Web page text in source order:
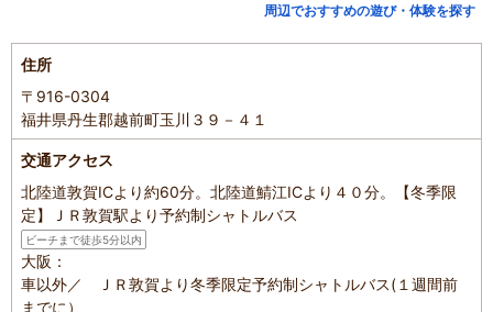
周辺でおすすめの遊び・体験を探す
住所
〒916-0304
福井県丹生郡越前町玉川３９－４１
交通アクセス
北陸道敦賀ICより約60分。北陸道鯖江ICより４０分。【冬季限
定】ＪＲ敦賀駅より予約制シャトルバス
ビーチまで徒歩5分以内
大阪：
車以外／ ＪＲ敦賀より冬季限定予約制シャトルバス(１週間前
までに）